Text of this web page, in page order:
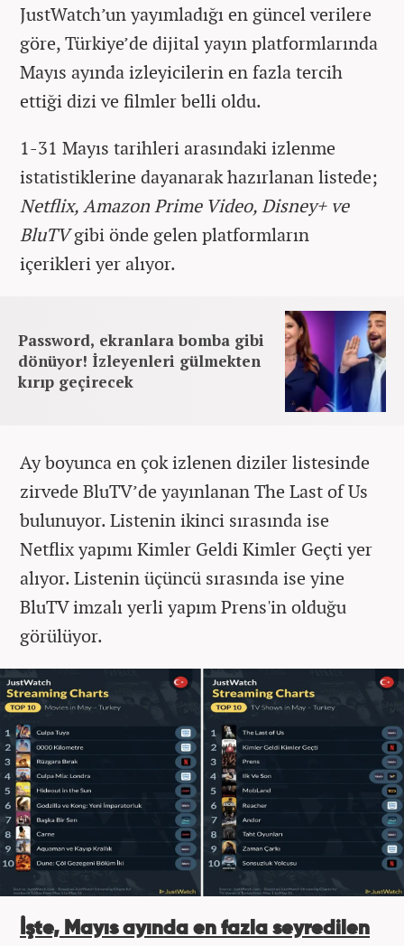
JustWatch’un yayımladığı en güncel verilere
göre, Türkiye’de dijital yayın platformlarında
Mayıs ayında izleyicilerin en fazla tercih
ettiği dizi ve filmler belli oldu.
1-31 Mayıs tarihleri arasındaki izlenme
istatistiklerine dayanarak hazırlanan listede;
Netflix, Amazon Prime Video, Disney+ ve
BluTVgibi önde gelen platformların
içerikleri yer alıyor.
Password, ekranlara bomba gibi
dönüyor! İzleyenleri gülmekten
kırıp geçirecek
Ay boyunca en çok izlenen diziler listesinde
zirvede BluTV’de yayınlanan The Last of Us
bulunuyor. Listenin ikinci sırasında ise
Netflix yapımı Kimler Geldi Kimler Geçti yer
alıyor. Listenin üçüncü sırasında ise yine
BluTV imzalı yerli yapım Prens'in olduğu
görülüyor.
İşte, Mayıs ayında en fazla seyredilen